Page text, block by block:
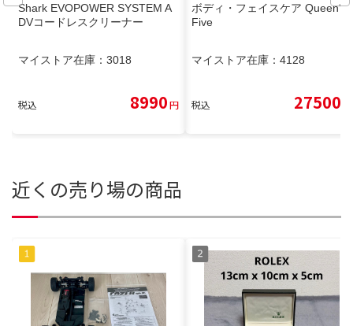
Shark EVOPOWER SYSTEM A
DVコードレスクリーナー
マイストア在庫： 3018
税込 8990円
ボディ・フェイスケア Queen's
Five
マイストア在庫： 4128
税込 27500
近くの売り場の商品